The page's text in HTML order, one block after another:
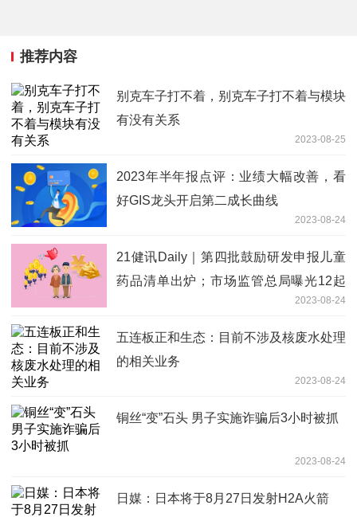
推荐内容
别克车子打不着，别克车子打不着与模块
有没有关系
2023-08-25
2023年半年报点评：业绩大幅改善，看
好GIS龙头开启第二成长曲线
2023-08-24
21健讯Daily｜第四批鼓励研发申报儿童
药品清单出炉；市场监管总局曝光12起
2023-08-24
五连板正和生态：目前不涉及核废水处理
的相关业务
2023-08-24
铜丝“变”石头 男子实施诈骗后3小时被抓
2023-08-24
日媒：日本将于8月27日发射H2A火箭